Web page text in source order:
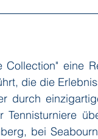
Running on Waves
eine
die die
durch
bei